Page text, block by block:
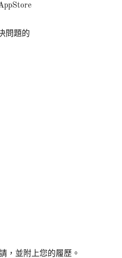
問題的
，並附上您的履歷。